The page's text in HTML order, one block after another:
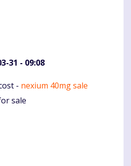
31 - 09:08
- nexium 40mg sale
sale